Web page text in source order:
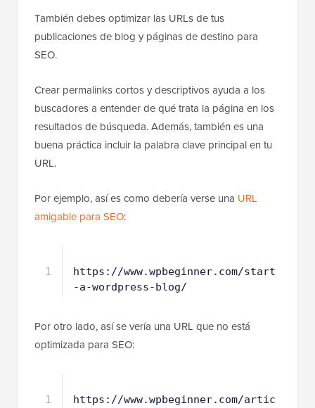
También debes optimizar las URLs de tus
publicaciones de blog y páginas de destino para
SEO.
Crear permalinks cortos y descriptivos ayuda a los
buscadores a entender de qué trata la página en los
resultados de búsqueda. Además, también es una
buena práctica incluir la palabra clave principal en tu
URL.
Por ejemplo, así es como debería verse una URL
amigable para SEO:
1
https://www.wpbeginner.com/start
-a-wordpress-blog/
Por otro lado, así se vería una URL que no está